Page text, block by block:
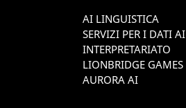
AI LINGUISTICA
SERVIZI PER I DATI AI
INTERPRETARIATO
LIONBRIDGE GAMES
AURORA AI